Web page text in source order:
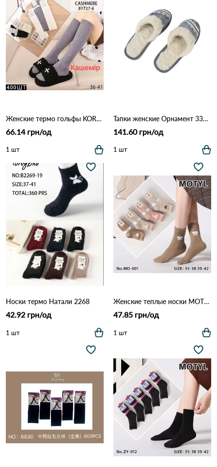
Женские термо гольфы KORONA BY727-6 с кашемиром (36–41) Различные цвета
66.14 грн/од
1 шт
Тапки женские Орнамент 337 Как на фото
141.60 грн/од
1 шт
Носки термо Натали 2268
42.92 грн/од
1 шт
Женские теплые носки MOTYL MO-001 Различные цвета
47.85 грн/од
1 шт